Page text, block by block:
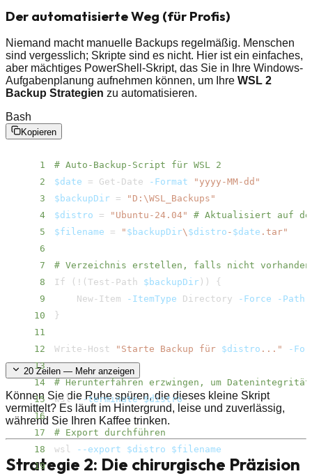
Der automatisierte Weg (für Profis)
Niemand macht manuelle Backups regelmäßig. Menschen
sind vergesslich; Skripte sind es nicht. Hier ist ein einfaches,
aber mächtiges PowerShell-Skript, das Sie in Ihre Windows-
Aufgabenplanung aufnehmen können, um Ihre WSL 2
Backup Strategien zu automatisieren.
Bash
Kopieren
1
# Auto-Backup-Script für WSL 2
2
$date = Get-Date -Format
"yyyy-MM-dd"
3
$backupDir =
"D:\WSL_Backups"
4
$distro = "Ubuntu-24.04"
# Aktualisiert auf
5
$filename = " $backupDir\ $distro - $date .tar"
6
7
# Verzeichnis erstellen, falls nicht vorhanden
8
If ( ! ( Test-Path $backupDir))
{
9
    New-Item
-ItemType Directory -Force -Path
10
}
11
12
Write-Host "Starte Backup für $distro ..."
-
13
14
# Herunterfahren erzwingen, um
15
wsl --terminate $distro
16
17
# Export durchführen
18
wsl --export $distro
$filename
19
20Zeilen — Mehr anzeigen
Können Sie die Ruhe spüren, die dieses kleine Skript
vermittelt? Es läuft im Hintergrund, leise und zuverlässig,
während Sie Ihren Kaffee trinken.
Strategie 2: Die chirurgische Präzision